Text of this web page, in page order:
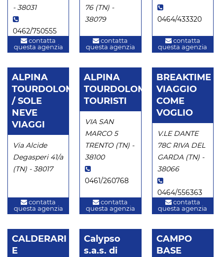
- 38031
0462/750555
contatta
questa agenzia
76 (TN) -
38079
contatta
questa agenzia
0464/433320
contatta
questa agenzia
ALPINA
TOURDOLOMIT
/ SOLE
NEVE
VIAGGI
Via Alcide
Degasperi 41/a
(TN) - 38017
contatta
questa agenzia
ALPINA
TOURDOLOMIT/AT-
TOURISTI
VIA SAN
MARCO 5
TRENTO (TN) -
38100
0461/260768
contatta
questa agenzia
BREAKTIME
VIAGGIO
COME
VOGLIO
V.LE DANTE
78C RIVA DEL
GARDA (TN) -
38066
0464/556363
contatta
questa agenzia
CALDERARI
E
Calypso
s.a.s. di
CAMPO
BASE